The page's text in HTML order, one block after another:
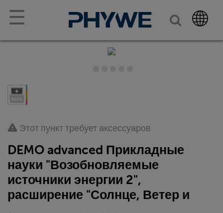
☰
Этот пункт требует аксессуаров
DEMO advanced Прикладные
науки "Возобновляемые
источники энергии 2",
расширение "Солнце, Ветер и